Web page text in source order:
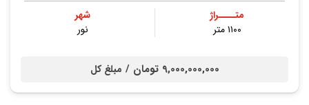
متــــراژ
۱۱۰۰ متر
شهر
نور
9,000,000,000 تومان / مبلغ کل